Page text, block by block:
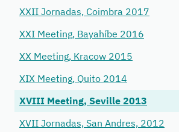
XXII Jornadas, Coimbra 2017
XXI Meeting, Bayahíbe 2016
XX Meeting, Kracow 2015
XIX Meeting, Quito 2014
XVIII Meeting, Seville 2013
XVII Jornadas, San Andres, 2012